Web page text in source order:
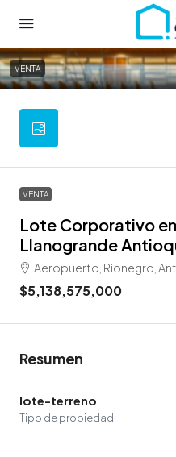
VENTA
VENTA
Lote Corporativo
Llanogrande
Aeropuerto, Rionegro,
$5,138,575,000
Resumen
lote-terreno
Tipo de propiedad